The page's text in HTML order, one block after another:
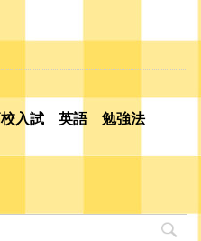
校入試 英語 勉強法